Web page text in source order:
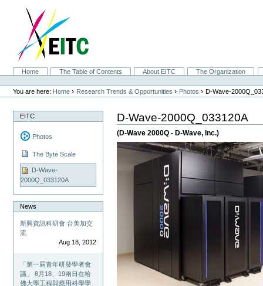
navigation
SectionsHome The Table of Contents About EITC
The Organization
Personal
tools
You are here: Home › Research Trends & Opportunities › Photos ›D-Wave-
EITC
Photos
The Byte Scale
D-Wave-
2000Q_033120A
News
新興資訊科研會 台美加交
流
Aug 18, 2012
「第一屆青年研發學者會
議」 8月18、19兩日在哈
佛大學工程與應用科學學
D-Wave-2000Q_033120A
(D-Wave 2000Q - D-Wave, Inc.)